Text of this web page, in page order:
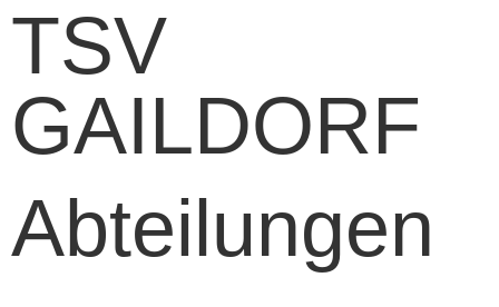
TSV
GAILDORF
Abteilungen